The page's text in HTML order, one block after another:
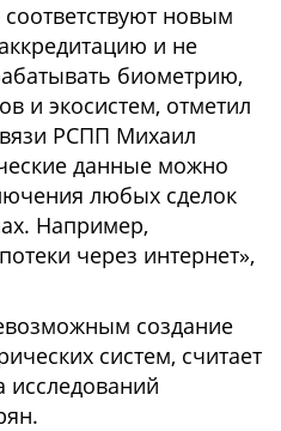
новым
и не
биометрию,
и экосистем, отметил
РСПП Михаил
данные можно
любых сделок
Например,
через интернет»,
создание
систем, считает
исследований